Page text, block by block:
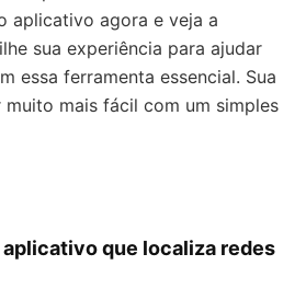
aplicativo agora e veja a
sua experiência para ajudar
essa ferramenta essencial. Sua
mais fácil com um simples
que localiza redes